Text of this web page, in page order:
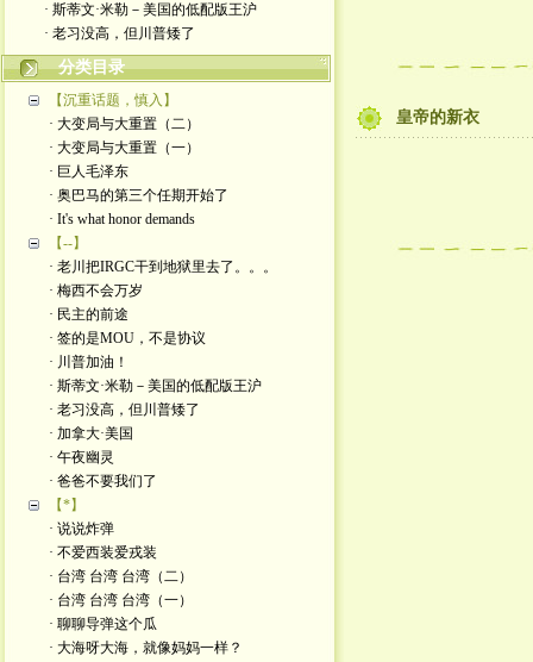
· 斯蒂文·米勒－美国的低配版王沪
· 老习没高，但川普矮了
分类目录
【沉重话题，慎入】
· 大变局与大重置（二）
· 大变局与大重置（一）
· 巨人毛泽东
· 奥巴马的第三个任期开始了
· It's what honor demands
【--】
· 老川把IRGC干到地狱里去了。。。
· 梅西不会万岁
· 民主的前途
· 签的是MOU，不是协议
· 川普加油！
· 斯蒂文·米勒－美国的低配版王沪
· 老习没高，但川普矮了
· 加拿大·美国
· 午夜幽灵
· 爸爸不要我们了
【*】
· 说说炸弹
· 不爱西装爱戎装
· 台湾 台湾 台湾（二）
· 台湾 台湾 台湾（一）
· 聊聊导弹这个瓜
· 大海呀大海，就像妈妈一样？
皇帝的新衣